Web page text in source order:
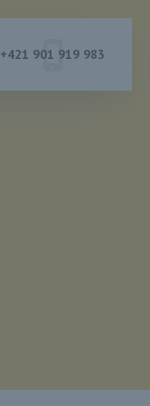
+421 901 919 983